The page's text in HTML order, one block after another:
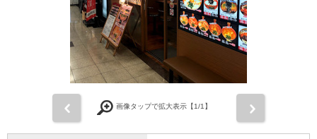
画像タップで拡大表示【1/1】